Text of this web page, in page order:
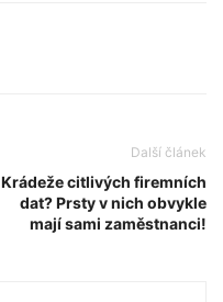
Další článek
Krádeže citlivých firemních
dat? Prsty v nich obvykle
mají sami zaměstnanci!